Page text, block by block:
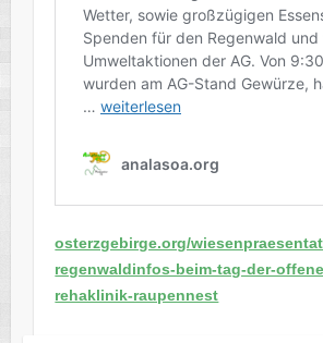
osterzgebirge.org/
regenwaldinfos-beim-tag-der-
rehaklinik-raupennest